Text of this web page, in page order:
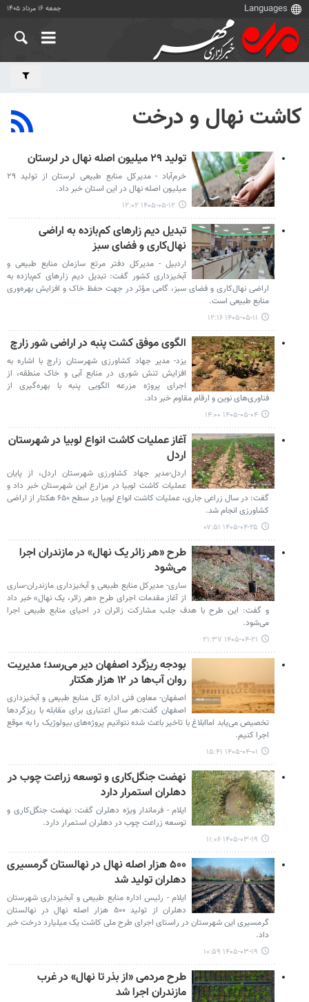
جمعه ۱۶ مرداد ۱۴۰۵
کاشت نهال و درخت
تولید ۲۹ میلیون اصله نهال در لرستان
خرم‌آباد - مدیرکل منابع طبیعی لرستان از تولید ۲۹
میلیون اصله نهال در این استان خبر داد.
۱۴۰۵-۰۵-۱۲ ۱۲:۰۲
تبدیل دیم زارهای کم‌بازده به اراضی
نهال‌کاری و فضای سبز
اردبیل - مدیرکل دفتر مرتع سازمان منابع طبیعی و
آبخیزداری کشور گفت: تبدیل دیم زارهای کم‌بازده به
اراضی نهال‌کاری و فضای سبز، گامی مؤثر در جهت حفظ خاک و افزایش بهره‌وری
منابع طبیعی است.
۱۴۰۵-۰۵-۱۱ ۱۲:۱۶
الگوی موفق کشت پنبه در اراضی شور زارچ
یزد- مدیر جهاد کشاورزی شهرستان زارچ با اشاره به
افزایش تنش شوری در منابع آبی و خاک منطقه، از
اجرای پروژه مزرعه الگویی پنبه با بهره‌گیری از
فناوری‌های نوین و ارقام مقاوم خبر داد.
۱۴۰۵-۰۵-۰۴ ۱۴:۰۰
آغاز عملیات کاشت انواع لوبیا در شهرستان
اردل
اردل-مدیر جهاد کشاورزی شهرستان اردل، از پایان
عملیات کاشت لوبیا در مزارع این شهرستان خبر داد و
گفت: در سال زراعی جاری، عملیات کاشت انواع لوبیا در سطح ۶۵۰ هکتار از اراضی
کشاورزی انجام شد.
۱۴۰۵-۰۴-۲۵ ۰۷:۵۱
طرح «هر زائر یک نهال» در مازندران اجرا
می‌شود
ساری- مدیرکل منابع طبیعی و آبخیزداری مازندران-ساری
از آغاز مقدمات اجرای طرح «هر زائر، یک نهال» خبر داد
و گفت: این طرح با هدف جلب مشارکت زائران در احیای منابع طبیعی اجرا
می‌شود.
۱۴۰۵-۰۴-۲۱ ۲۱:۳۷
بودجه ریزگرد اصفهان دیر می‌رسد؛ مدیریت
روان آب‌ها در ۱۲ هزار هکتار
اصفهان- معاون فنی اداره کل منابع طبیعی و آبخیزداری
اصفهان گفت:هر سال اعتباری برای مقابله با ریزگردها
تخصیص می‌یابد اماابلاغ با تاخیر باعث شده نتوانیم پروژه‌های بیولوژیک را به موقع
اجرا کنیم.
۱۴۰۵-۰۴-۰۱ ۱۵:۴۱
نهضت جنگل‌کاری و توسعه زراعت چوب در
دهلران استمرار دارد
ایلام - فرماندار ویژه دهلران گفت: نهضت جنگل‌کاری و
توسعه زراعت چوب در دهلران استمرار دارد.
۱۴۰۵-۰۳-۱۹ ۱۱:۰۶
۵۰۰ هزار اصله نهال در نهالستان گرمسیری
دهلران تولید شد
ایلام - رئیس اداره منابع طبیعی و آبخیزداری شهرستان
دهلران از تولید ۵۰۰ هزار اصله نهال در نهالستان
گرمسیری این شهرستان در راستای اجرای طرح ملی کاشت یک میلیارد درخت خبر
داد.
۱۴۰۵-۰۳-۱۹ ۱۰:۵۹
طرح مردمی «از بذر تا نهال» در غرب
مازندران اجرا شد